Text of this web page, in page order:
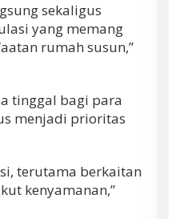
sekaligus
yang memang
rumah susun,”
tinggal bagi para
menjadi prioritas
terutama berkaitan
kenyamanan,”